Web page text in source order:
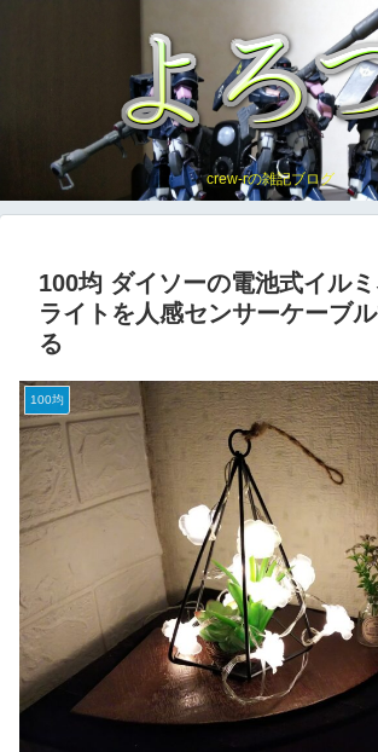
crew-rの雑記ブログ
100均 ダイソーの電池式イル
ライトを人感センサーケーブ
る
100均